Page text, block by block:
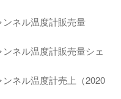
ンネル温度計販売量
ネル温度計販売量シェ
ネル温度計売上（2020